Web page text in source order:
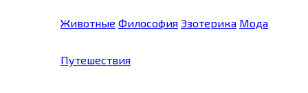
Животные Философия Эзотерика Мода
Путешествия